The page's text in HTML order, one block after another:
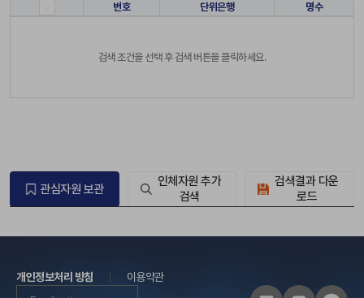
번호 단위은행 명수
검색 조건을 선택 후 검색 버튼을 클릭하세요.
관심자원 보관
인체자원 추가
검색
검색결과 다운
로드
개인정보처리 방침
이용약관